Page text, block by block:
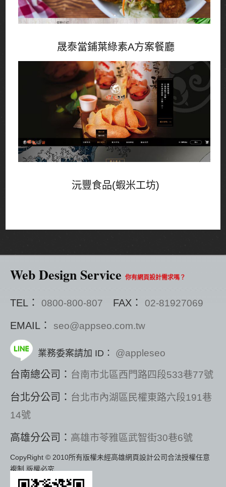
晟泰當鋪葉綠素A方案餐廳
沅豐食品(蝦米工坊)
Web Design Service 你有網頁設計需求嗎？
TEL： 0800-800-807 FAX： 02-81927069
EMAIL： seo@appseo.com.tw
業務委案請加 ID： @appleseo
台南總公司： 台南市北區西門路四段533巷77號
台北分公司： 台北市內湖區民權東路六段191巷
14號
高雄分公司： 高雄市苓雅區武智街30巷6號
CopyRight © 2010所有版權未經高雄網頁設計公司合法授權任意
複制 版權必究